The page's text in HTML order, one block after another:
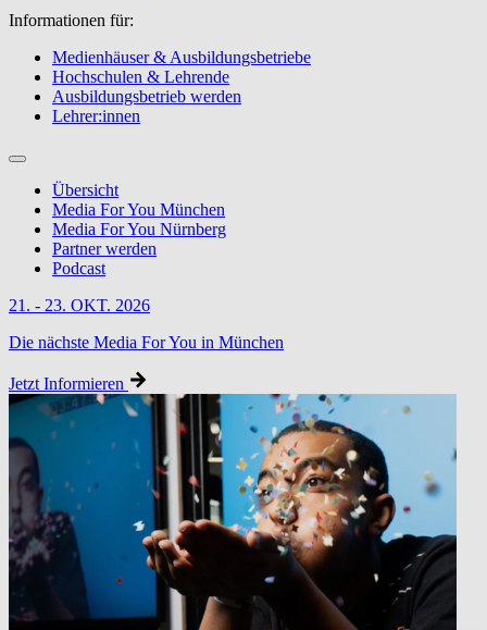
Informationen für:
Medienhäuser & Ausbildungsbetriebe
Hochschulen & Lehrende
Ausbildungsbetrieb werden
Lehrer:innen
Übersicht
Media For You München
Media For You Nürnberg
Partner werden
Podcast
21. - 23. OKT. 2026
Die nächste Media For You in München
Jetzt Informieren